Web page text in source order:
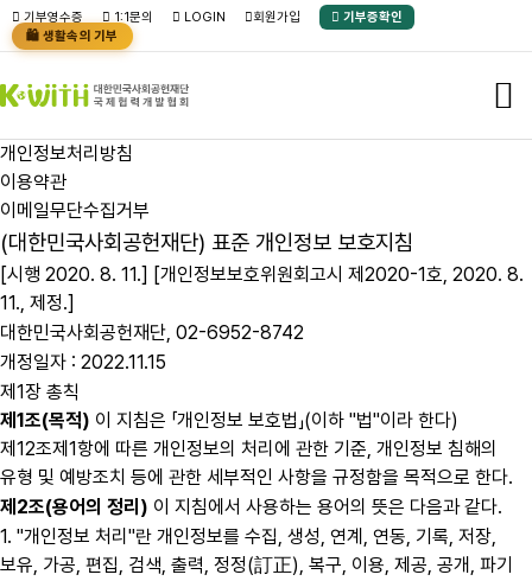
본문바로가기
기부영수증 1:1문의 LOGIN 회원가입
기부증확인
🛍️ 생활속의 기부
개인정보처리방침
이용약관
이메일무단수집거부
(대한민국사회공헌재단) 표준 개인정보 보호지침
[시행 2020. 8. 11.] [개인정보보호위원회고시 제2020-1호, 2020. 8.
11., 제정.]
대한민국사회공헌재단, 02-6952-8742
개정일자 : 2022.11.15
제1장 총칙
제1조(목적) 이 지침은 「개인정보 보호법」(이하 "법"이라 한다)
제12조제1항에 따른 개인정보의 처리에 관한 기준, 개인정보 침해의
유형 및 예방조치 등에 관한 세부적인 사항을 규정함을 목적으로 한다.
제2조(용어의 정리) 이 지침에서 사용하는 용어의 뜻은 다음과 같다.
1. "개인정보 처리"란 개인정보를 수집, 생성, 연계, 연동, 기록, 저장,
보유, 가공, 편집, 검색, 출력, 정정(訂正), 복구, 이용, 제공, 공개, 파기